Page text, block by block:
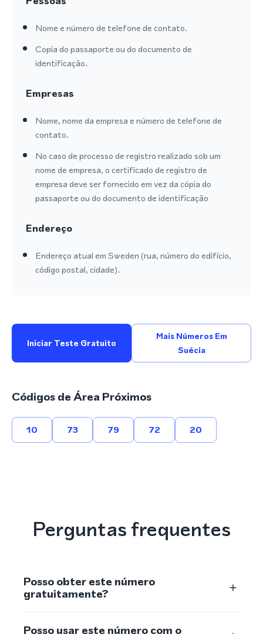
Nome e número de telefone de contato.
Copia do passaporte ou do documento de
identificação.
Empresas
Nome, nome da empresa e número de telefone de
contato.
No caso de processo de registro realizado sob um
nome de empresa, o certificado de registro de
empresa deve ser fornecido em vez da cópia do
passaporte ou do documento de identificação
Endereço
Endereço atual em Sweden (rua, número do edifício,
código postal, cidade).
Iniciar Teste Gratuito
Mais Números Em
Suécia
Códigos de Área Próximos
10 73 79 72 20
Perguntas frequentes
Posso obter este número
gratuitamente?
Posso usar este número com o